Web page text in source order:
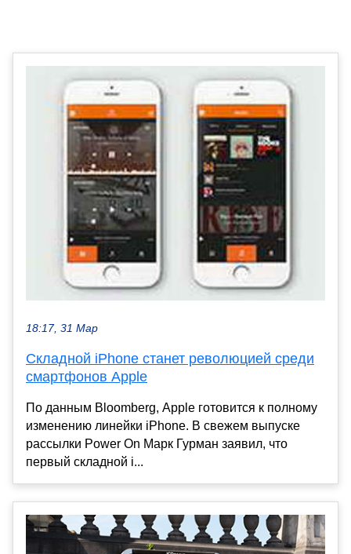
18:17, 31 Мар
Складной iPhone станет революцией среди
смартфонов Apple
По данным Bloomberg, Apple готовится к полному
изменению линейки iPhone. В свежем выпуске
рассылки Power On Марк Гурман заявил, что
первый складной i...